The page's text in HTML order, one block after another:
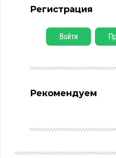
Регистрация
Войти
Рекомендуем